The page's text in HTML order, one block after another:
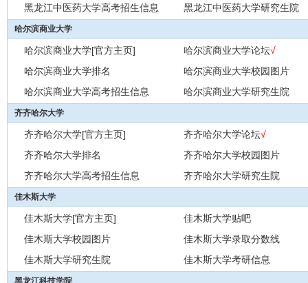
黑龙江中医药大学高考招生信息
黑龙江中医药大学研究生院
哈尔滨商业大学
哈尔滨商业大学[官方主页] 哈尔滨商业大学论坛√
哈尔滨商业大学排名
哈尔滨商业大学校园图片
哈尔滨商业大学高考招生信息
哈尔滨商业大学研究生院
齐齐哈尔大学
齐齐哈尔大学[官方主页] 齐齐哈尔大学论坛√
齐齐哈尔大学排名
齐齐哈尔大学校园图片
齐齐哈尔大学高考招生信息
齐齐哈尔大学研究生院
佳木斯大学
佳木斯大学[官方主页]
佳木斯大学贴吧
佳木斯大学校园图片
佳木斯大学录取分数线
佳木斯大学研究生院
佳木斯大学考研信息
黑龙江科技学院